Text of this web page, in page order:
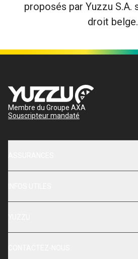
proposés par Yuzzu S.A.
droit belge.
Membre du Groupe AXA
Souscripteur mandaté